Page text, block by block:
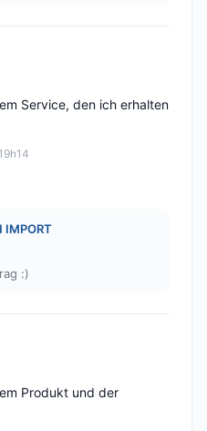
Service, den ich erhalten
:)
Produkt und der